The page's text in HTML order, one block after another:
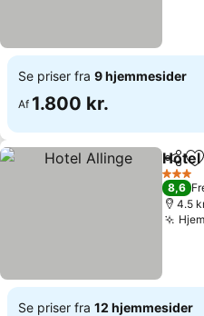
Se priser fra 9 hjemmesider
Af 1.800 kr.
Del
Hotel
3 Stjerner
8,6
4.5
Se priser fra 12 hjemmesider